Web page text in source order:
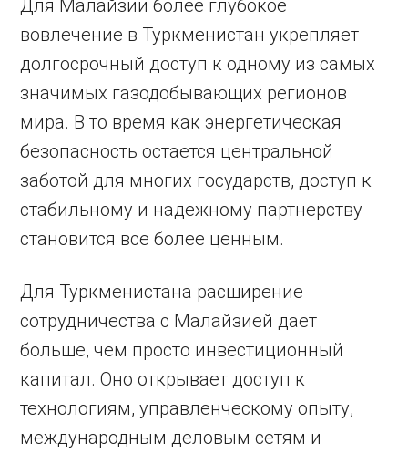
Для Малайзии более глубокое
вовлечение в Туркменистан укрепляет
долгосрочный доступ к одному из самых
значимых газодобывающих регионов
мира. В то время как энергетическая
безопасность остается центральной
заботой для многих государств, доступ к
стабильному и надежному партнерству
становится все более ценным.
Для Туркменистана расширение
сотрудничества с Малайзией дает
больше, чем просто инвестиционный
капитал. Оно открывает доступ к
технологиям, управленческому опыту,
международным деловым сетям и